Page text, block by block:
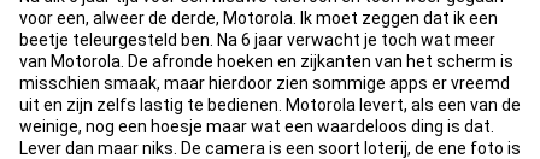
voor een, alweer de derde, Motorola. Ik moet zeggen dat ik een
beetje teleurgesteld ben. Na 6 jaar verwacht je toch wat meer
van Motorola. De afronde hoeken en zijkanten van het scherm is
misschien smaak, maar hierdoor zien sommige apps er vreemd
uit en zijn zelfs lastig te bedienen. Motorola levert, als een van de
weinige, nog een hoesje maar wat een waardeloos ding is dat.
Lever dan maar niks. De camera is een soort loterij, de ene foto is